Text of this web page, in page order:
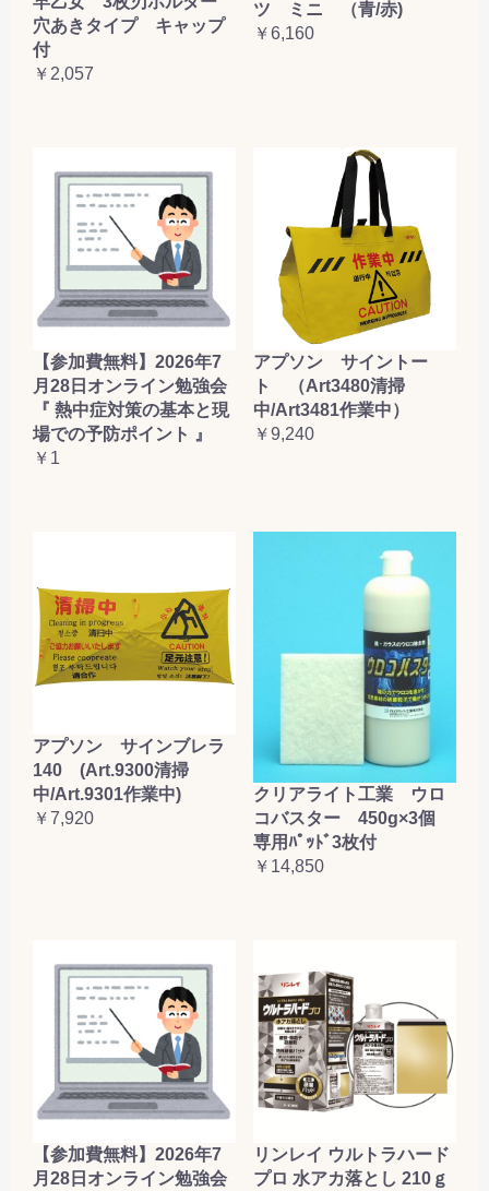
穴あきタイプ キャップ
付
￥2,057
ツ ミニ （青/赤)
￥6,160
【参加費無料】2026年7
月28日オンライン勉強会
『 熱中症対策の基本と現
場での予防ポイント 』
￥1
アプソン サイントー
ト （Art3480清掃
中/Art3481作業中）
￥9,240
アプソン サインブレラ
140 (Art.9300清掃
中/Art.9301作業中)
￥7,920
クリアライト工業 ウロ
コバスター 450g×3個
専用ﾊﾟｯﾄﾞ3枚付
￥14,850
【参加費無料】2026年7
月28日オンライン勉強会
リンレイ ウルトラハード
プロ 水アカ落とし 210ｇ